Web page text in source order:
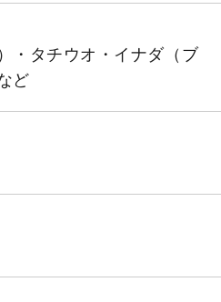
・タチウオ・イナダ（ブ
ど